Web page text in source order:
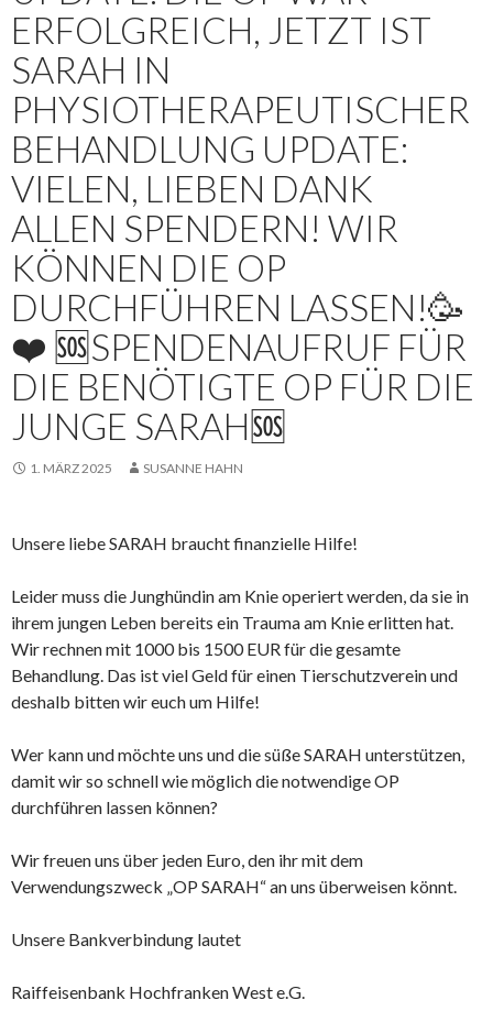
ERFOLGREICH, JETZT IST
SARAH IN
PHYSIOTHERAPEUTISCHER
BEHANDLUNG UPDATE:
VIELEN, LIEBEN DANK
ALLEN SPENDERN! WIR
KÖNNEN DIE OP
DURCHFÜHREN LASSEN!🥳
❤️ 🆘SPENDENAUFRUF FÜR
DIE BENÖTIGTE OP FÜR DIE
JUNGE SARAH🆘
1. MÄRZ 2025 SUSANNE HAHN
Unsere liebe SARAH braucht finanzielle Hilfe!
Leider muss die Junghündin am Knie operiert werden, da sie in
ihrem jungen Leben bereits ein Trauma am Knie erlitten hat.
Wir rechnen mit 1000 bis 1500 EUR für die gesamte
Behandlung. Das ist viel Geld für einen Tierschutzverein und
deshalb bitten wir euch um Hilfe!
Wer kann und möchte uns und die süße SARAH unterstützen,
damit wir so schnell wie möglich die notwendige OP
durchführen lassen können?
Wir freuen uns über jeden Euro, den ihr mit dem
Verwendungszweck „OP SARAH“ an uns überweisen könnt.
Unsere Bankverbindung lautet
Raiffeisenbank Hochfranken West e.G.